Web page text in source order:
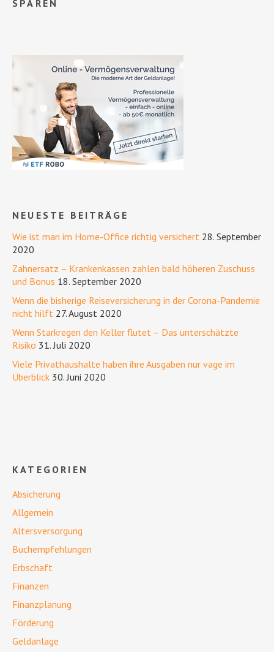
SPAREN
NEUESTE BEITRÄGE
Wie ist man im Home-Office richtig versichert 28. September
2020
Zahnersatz – Krankenkassen zahlen bald höheren Zuschuss
und Bonus 18. September 2020
Wenn die bisherige Reiseversicherung in der Corona-Pandemie
nicht hilft 27. August 2020
Wenn Starkregen den Keller flutet – Das unterschätzte
Risiko 31. Juli 2020
Viele Privathaushalte haben ihre Ausgaben nur vage im
Überblick 30. Juni 2020
KATEGORIEN
Absicherung
Allgemein
Altersversorgung
Buchempfehlungen
Erbschaft
Finanzen
Finanzplanung
Förderung
Geldanlage